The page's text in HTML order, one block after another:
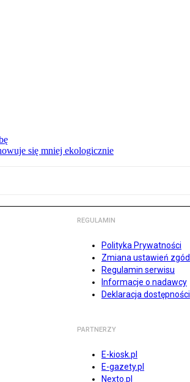
się mniej ekologicznie
REGULAMIN
Polityka Prywatności
Zmiana ustawień zgód
Regulamin serwisu
Informacje o nadawcy
Deklaracja dostępności
PARTNERZY
E-kiosk.pl
E-gazety.pl
Nexto.pl